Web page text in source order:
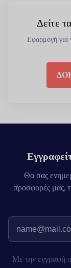
Δείτε
Εφαρμογή για
Θα σας
προσφορές μας,
Με την εγγραφή